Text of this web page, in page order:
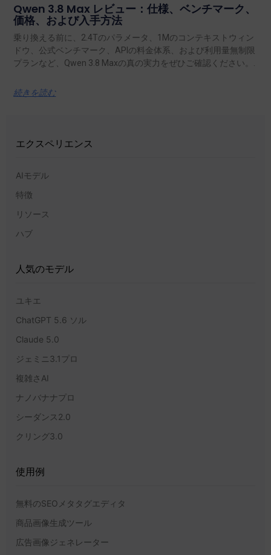
Qwen 3.8 Max レビュー：仕様、ベンチマーク、
価格、および入手方法
乗り換える前に、2.4Tのパラメータ、1Mのコンテキストウィン
ドウ、公式ベンチマーク、APIの料金体系、および利用量無制限
プランなど、Qwen 3.8 Maxの真の実力をぜひご確認ください。.
続きを読む
エクスペリエンス
AIモデル
特徴
リソース
ハブ
人気のモデル
ユキエ
ChatGPT 5.6 ソル
Claude 5.0
ジェミニ3.1プロ
複雑さAI
ナノバナナプロ
シーダンス2.0
クリング3.0
使用例
無料のSEOメタタグエディタ
商品画像生成ツール
広告画像ジェネレーター